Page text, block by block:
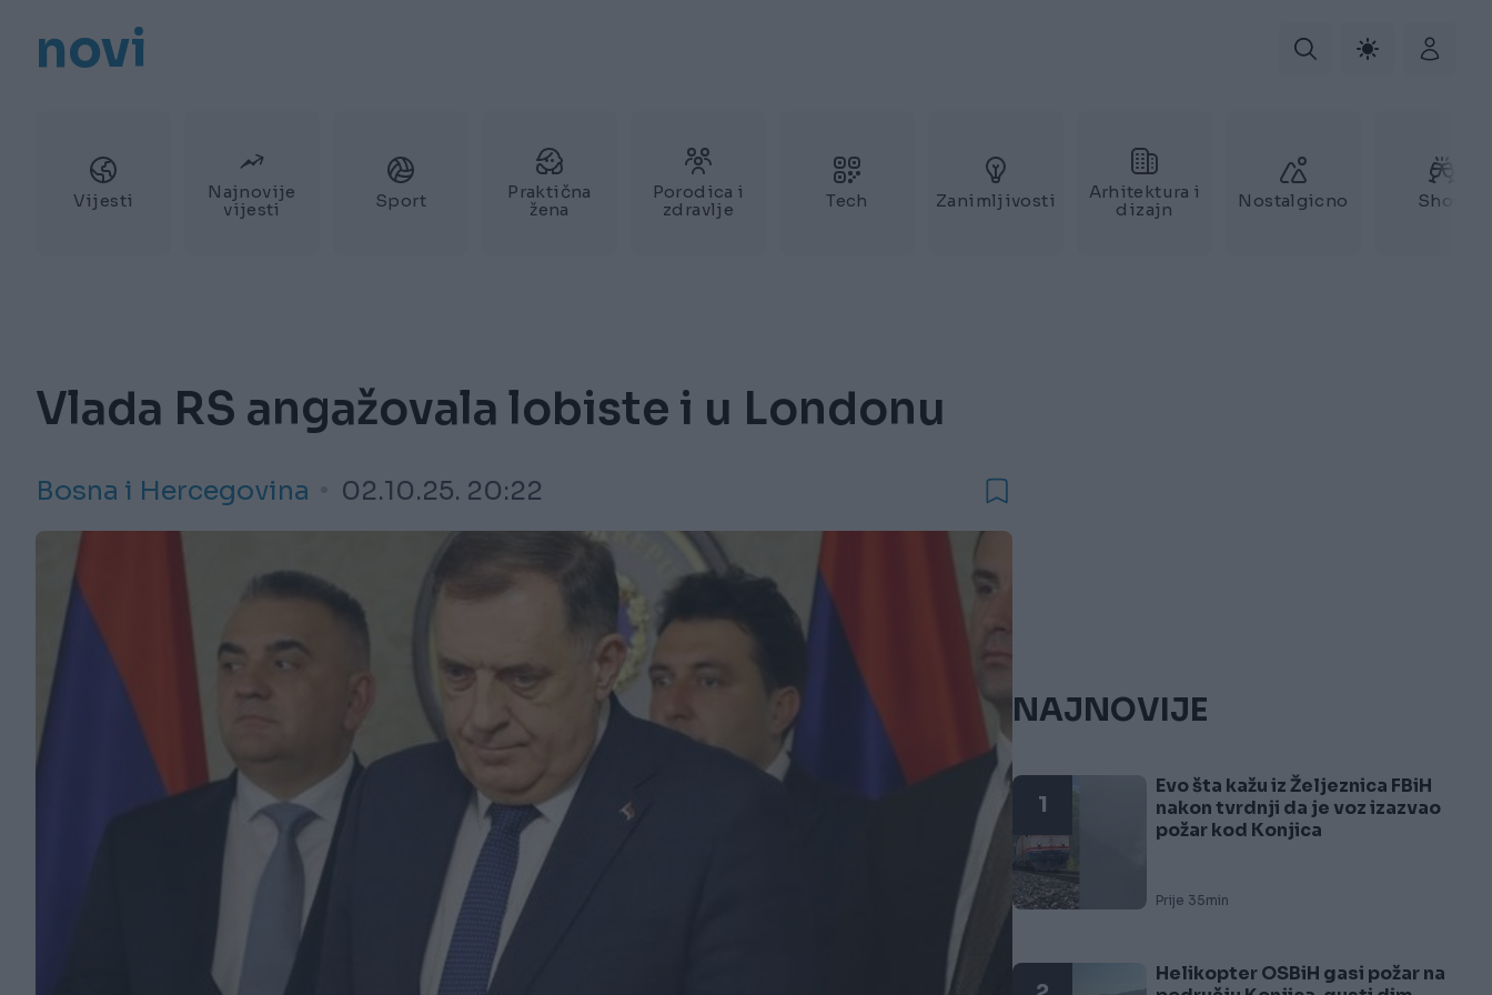
novi
Vijesti
Najnovije
vijesti
Sport
Praktična
žena
Porodica i
zdravlje
Tech Zanimljivosti
Arhitektura i
dizajn
Nostalgicno Show
Vlada RS angažovala lobiste i u Londonu
Bosna i Hercegovina 02.10.25. 20:22
NAJNOVIJE
1
Evo šta kažu iz Željeznica FBiH
nakon tvrdnji da je voz izazvao
požar kod Konjica
Prije 35min
Helikopter OSBiH gasi požar na